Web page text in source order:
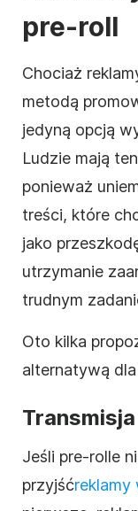
pre-roll
Chociaż
metodą
jedyną opcją
Ludzie mają
ponieważ
treści, które
jako
utrzymanie
trudnym
Oto kilka
alternatywą
Jeśli pre-rolle
przyjśćreklamy